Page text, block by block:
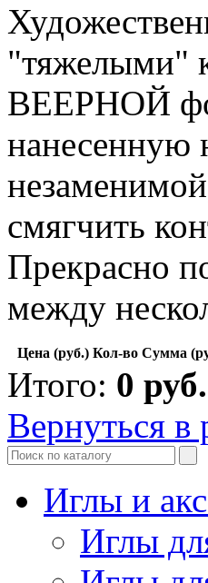
"тяжелыми"
ВЕЕРНОЙ
нанесенную
смягчить
Прекрасно
между
Цена (руб.) Кол-во Сумма
Итого: 0 руб.
Вернуться в
Иглы и
Иглы